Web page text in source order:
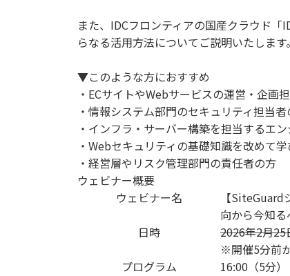
また、IDCフロンティアの国産クラウド
らなる活用方法についてご説明いたします。
▼このような方におすすめ
・ECサイトやWebサービスの運営・企画
・情報システム部門のセキュリティ担当
・インフラ・サーバー構築を担当するエ
・Webセキュリティの基礎知識を改めて
・経営層やリスク管理部門の責任者の方
ウェビナー概要
ウェビナー名
【
向から今知
日時
2026年2月25
※開催5分前
プログラム
16:00（5分